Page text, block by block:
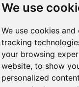
We use
We use cookies and
tracking
your browsing
website, to show
personalized